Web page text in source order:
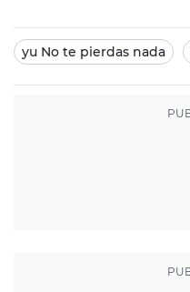
yu No te pierdas nada